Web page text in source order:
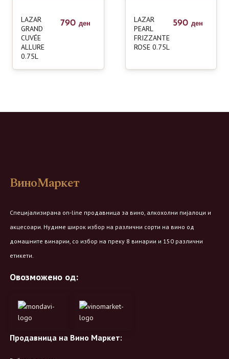
LAZAR
GRAND
CUVÉE
ALLURE
0.75L
790 ден
LAZAR
PEARL
FRIZZANTE
ROSE 0.75L
590 ден
ВиноМаркет
Специјализирана on-line продавница за вино, алкохолни пијалоци и
акцесоари. Нудиме широк избор на различни сорти на вино од
домашните винарии, со избор на преку 8 винарии и 150 различни
етикети.
Овозможено од:
Продавница на Вино Маркет: